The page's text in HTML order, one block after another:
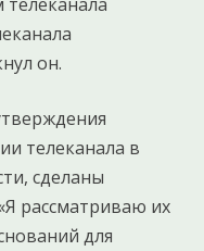
он.
телеканала в
сделаны
рассматриваю их
для